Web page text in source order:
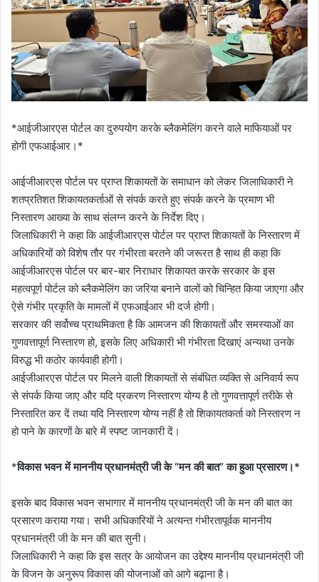
*आईजीआरएस पोर्टल का दुरुपयोग करके ब्लैकमेलिंग करने वाले माफियाओं पर
होगी एफआईआर।*
आईजीआरएस पोर्टल पर प्राप्त शिकायतों के समाधान को लेकर जिलाधिकारी ने
शतप्रतिशत शिकायतकर्ताओं से संपर्क करते हुए संपर्क करने के प्रमाण भी
निस्तारण आख्या के साथ संलग्न करने के निर्देश दिए।
जिलाधिकारी ने कहा कि आईजीआरएस पोर्टल पर प्राप्त शिकायतों के निस्तारण में
अधिकारियों को विशेष तौर पर गंभीरता बरतने की जरूरत है साथ ही कहा कि
आईजीआरएस पोर्टल पर बार-बार निराधार शिकायत करके सरकार के इस
महत्वपूर्ण पोर्टल को ब्लैकमेलिंग का जरिया बनाने वालों को चिन्हित किया जाएगा और
ऐसे गंभीर प्रकृति के मामलों में एफआईआर भी दर्ज होगी।
सरकार की सर्वोच्च प्राथमिकता है कि आमजन की शिकायतों और समस्याओं का
गुणवत्तापूर्ण निस्तारण हो, इसके लिए अधिकारी भी गंभीरता दिखाएं अन्यथा उनके
विरुद्ध भी कठोर कार्यवाही होगी।
आईजीआरएस पोर्टल पर मिलने वाली शिकायतों से संबंधित व्यक्ति से अनिवार्य रूप
से संपर्क किया जाए और यदि प्रकरण निस्तारण योग्य है तो गुणवत्तापूर्ण तरीके से
निस्तारित कर दें तथा यदि निस्तारण योग्य नहीं है तो शिकायतकर्ता को निस्तारण न
हो पाने के कारणों के बारे में स्पष्ट जानकारी दें।
*विकास भवन में माननीय प्रधानमंत्री जी के “मन की बात” का हुआ प्रसारण।*
इसके बाद विकास भवन सभागार में माननीय प्रधानमंत्री जी के मन की बात का
प्रसारण कराया गया। सभी अधिकारियों ने अत्यन्त गंभीरतापूर्वक माननीय
प्रधानमंत्री जी के मन की बात सुनी।
जिलाधिकारी ने कहा कि इस सत्र के आयोजन का उद्देश्य माननीय प्रधानमंत्री जी
के विजन के अनुरूप विकास की योजनाओं को आगे बढ़ाना है।